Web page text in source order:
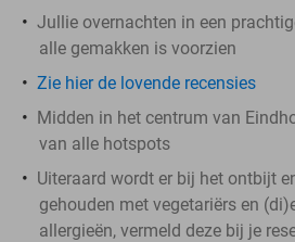
Jullie overnachten in een
alle gemakken is voorzien
Zie hier de lovende recensies
Midden in het centrum van
van alle hotspots
Uiteraard wordt er bij het ontbijt
gehouden met vegetariërs en
allergieën, vermeld deze bij je